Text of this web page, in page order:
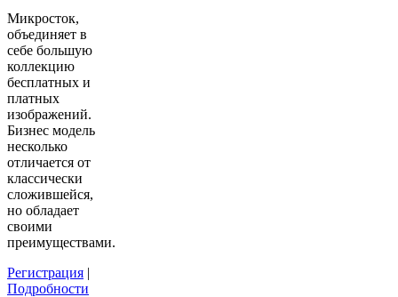
Микросток,
объединяет в
себе большую
коллекцию
бесплатных и
платных
изображений.
Бизнес модель
несколько
отличается от
классически
сложившейся,
но обладает
своими
преимуществами.
Регистрация |
Подробности